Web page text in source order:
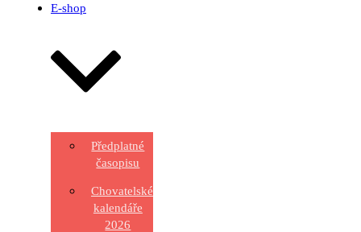
E-shop
Předplatné
časopisu
Chovatelské
kalendáře
2026